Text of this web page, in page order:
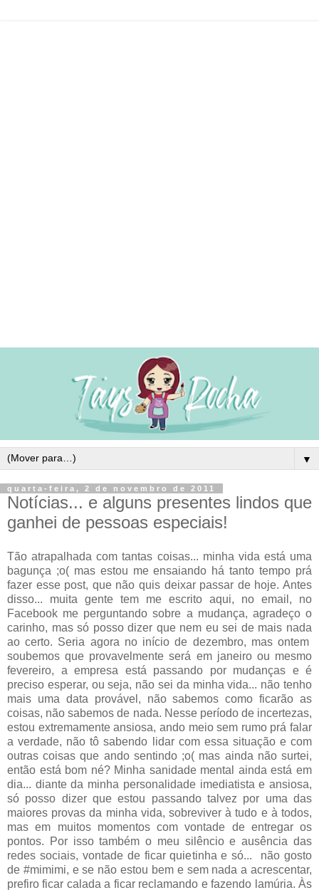
▼
quarta-feira, 2 de novembro de 2011
Notícias... e alguns presentes lindos que
ganhei de pessoas especiais!
Tão atrapalhada com tantas coisas... minha vida está uma
bagunça ;o( mas estou me ensaiando há tanto tempo prá
fazer esse post, que não quis deixar passar de hoje. Antes
disso... muita gente tem me escrito aqui, no email, no
Facebook me perguntando sobre a mudança, agradeço o
carinho, mas só posso dizer que nem eu sei de mais nada
ao certo. Seria agora no início de dezembro, mas ontem
soubemos que provavelmente será em janeiro ou mesmo
fevereiro, a empresa está passando por mudanças e é
preciso esperar, ou seja, não sei da minha vida... não tenho
mais uma data provável, não sabemos como ficarão as
coisas, não sabemos de nada. Nesse período de incertezas,
estou extremamente ansiosa, ando meio sem rumo prá falar
a verdade, não tô sabendo lidar com essa situação e com
outras coisas que ando sentindo ;o( mas ainda não surtei,
então está bom né? Minha sanidade mental ainda está em
dia... diante da minha personalidade imediatista e ansiosa,
só posso dizer que estou passando talvez por uma das
maiores provas da minha vida, sobreviver à tudo e à todos,
mas em muitos momentos com vontade de entregar os
pontos. Por isso também o meu silêncio e ausência das
redes sociais, vontade de ficar quietinha e só... não gosto
de #mimimi, e se não estou bem e sem nada a acrescentar,
prefiro ficar calada a ficar reclamando e fazendo lamúria. Às